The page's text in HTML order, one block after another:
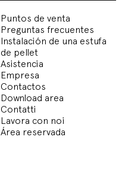
Puntos de venta
Preguntas frecuentes
Instalación de una estufa
de pellet
Asistencia
Empresa
Contactos
Download area
Contatti
Lavora con noi
Área reservada